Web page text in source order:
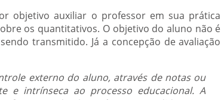
objetivo auxiliar o professor em sua prática
os quantitativos. O objetivo do aluno não é
transmitido. Já a concepção de avaliação
externo do aluno, através de notas ou
e intrínseca ao processo educacional. A